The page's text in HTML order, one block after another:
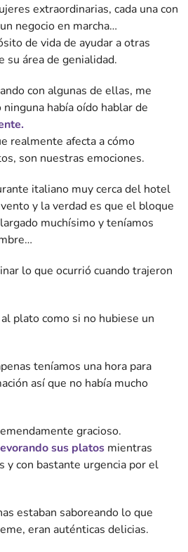
extraordinarias, cada una con
negocio en marcha…
de vida de ayudar a otras
su área de genialidad.
con algunas de ellas, me
había oído hablar de
realmente afecta a cómo
son nuestras emociones.
italiano muy cerca del hotel
y la verdad es que el bloque
muchísimo y teníamos
lo que ocurrió cuando trajeron
plato como si no hubiese un
teníamos una hora para
así que no había mucho
gracioso.
sus platos mientras
y con bastante urgencia por el
estaban saboreando lo que
eran auténticas delicias.